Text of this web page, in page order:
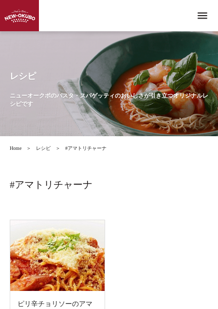
menu
レシピ
ニューオークボのパスタ・スパゲッティのおいしさが引き立つオリジナルレ
シピです
Home ＞ レシピ ＞ #アマトリチャーナ
#アマトリチャーナ
ピリ辛チョリソーのアマ